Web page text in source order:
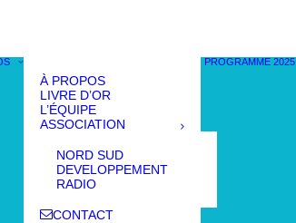
À PROPOS
LIVRE D’OR
L’ÉQUIPE
ASSOCIATION
NORD SUD
DEVELOPPEMENT
RADIO
CONTACT
PROGRAMME 2025